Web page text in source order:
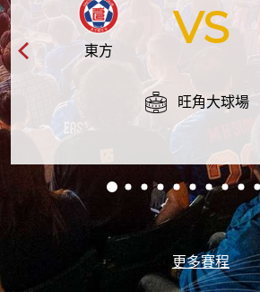
VS
東方
旺角大球場
更多賽程